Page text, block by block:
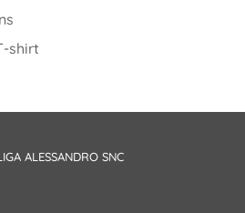
shirt
ALESSANDRO SNC